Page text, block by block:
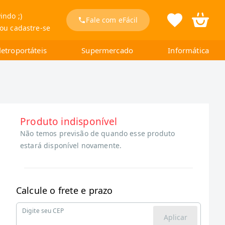
;)
cadastre-se
Fale com eFácil
Supermercado Informática
Produto indisponível
Não temos previsão de quando esse produto
estará disponível novamente.
Calcule o frete e prazo
Digite seu CEP
Aplicar